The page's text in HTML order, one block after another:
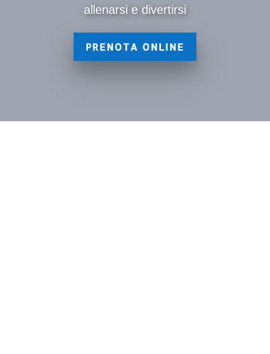
allenarsi e divertirsi
PRENOTA ONLINE